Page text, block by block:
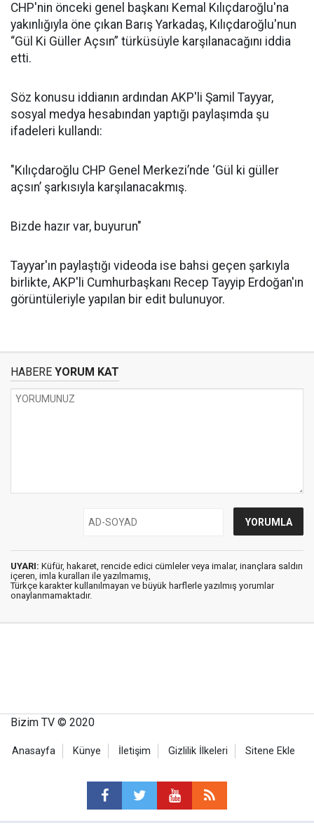
CHP'nin önceki genel başkanı Kemal Kılıçdaroğlu'na
yakınlığıyla öne çıkan Barış Yarkadaş, Kılıçdaroğlu'nun
“Gül Ki Güller Açsın” türküsüyle karşılanacağını iddia
etti.
Söz konusu iddianın ardından AKP'li Şamil Tayyar,
sosyal medya hesabından yaptığı paylaşımda şu
ifadeleri kullandı:
"Kılıçdaroğlu CHP Genel Merkezi’nde ‘Gül ki güller
açsın’ şarkısıyla karşılanacakmış.
Bizde hazır var, buyurun"
Tayyar'ın paylaştığı videoda ise bahsi geçen şarkıyla
birlikte, AKP'li Cumhurbaşkanı Recep Tayyip Erdoğan'ın
görüntüleriyle yapılan bir edit bulunuyor.
HABERE YORUM KAT
UYARI: Küfür, hakaret, rencide edici cümleler veya imalar, inançlara saldırı
içeren, imla kuralları ile yazılmamış,
Türkçe karakter kullanılmayan ve büyük harflerle yazılmış yorumlar
onaylanmamaktadır.
Bizim TV © 2020
Anasayfa Künye İletişim Gizlilik İlkeleri Sitene Ekle